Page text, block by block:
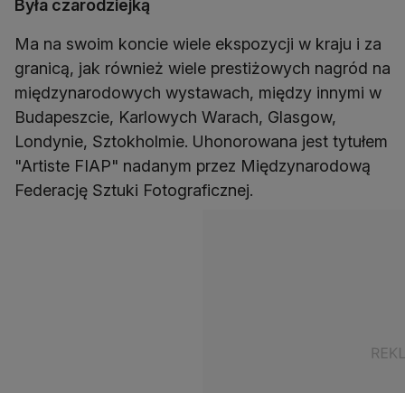
Była czarodziejką
Ma na swoim koncie wiele ekspozycji w kraju i za
granicą, jak również wiele prestiżowych nagród na
międzynarodowych wystawach, między innymi w
Budapeszcie, Karlowych Warach, Glasgow,
Londynie, Sztokholmie. Uhonorowana jest tytułem
"Artiste FIAP" nadanym przez Międzynarodową
Federację Sztuki Fotograficznej.